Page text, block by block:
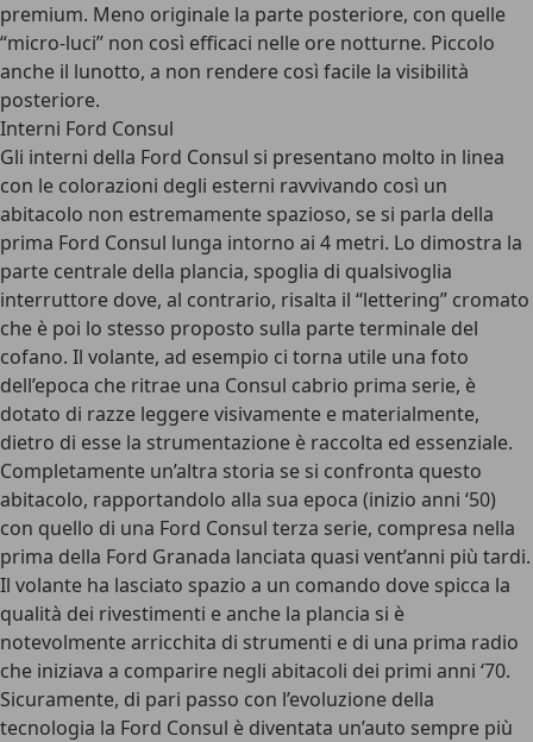
premium. Meno originale la parte posteriore, con quelle
“micro-luci” non così efficaci nelle ore notturne. Piccolo
anche il lunotto, a non rendere così facile la visibilità
posteriore.
Interni Ford Consul
Gli interni della Ford Consul si presentano molto in linea
con le colorazioni degli esterni ravvivando così un
abitacolo non estremamente spazioso, se si parla della
prima Ford Consul lunga intorno ai 4 metri. Lo dimostra la
parte centrale della plancia, spoglia di qualsivoglia
interruttore dove, al contrario, risalta il “lettering” cromato
che è poi lo stesso proposto sulla parte terminale del
cofano. Il volante, ad esempio ci torna utile una foto
dell’epoca che ritrae una Consul cabrio prima serie, è
dotato di razze leggere visivamente e materialmente,
dietro di esse la strumentazione è raccolta ed essenziale.
Completamente un’altra storia se si confronta questo
abitacolo, rapportandolo alla sua epoca (inizio anni ‘50)
con quello di una Ford Consul terza serie, compresa nella
prima della Ford Granada lanciata quasi vent’anni più tardi.
Il volante ha lasciato spazio a un comando dove spicca la
qualità dei rivestimenti e anche la plancia si è
notevolmente arricchita di strumenti e di una prima radio
che iniziava a comparire negli abitacoli dei primi anni ‘70.
Sicuramente, di pari passo con l’evoluzione della
tecnologia la Ford Consul è diventata un’auto sempre più